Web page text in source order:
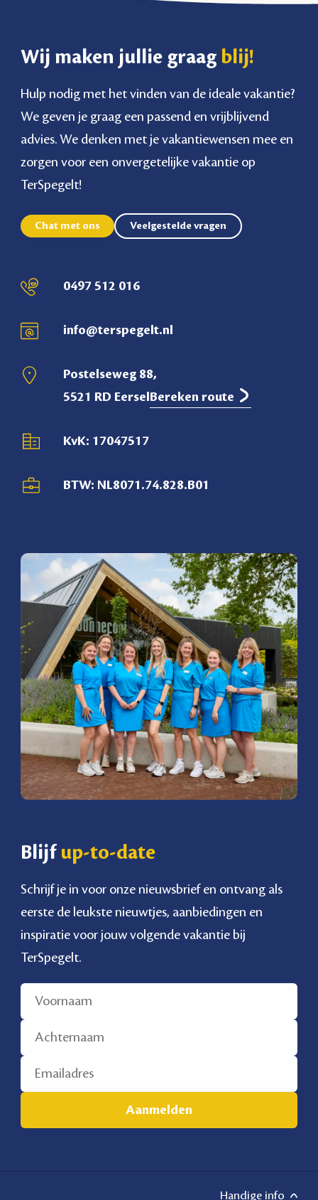
Wij maken jullie graag blij!
Hulp nodig met het vinden van de ideale vakantie?
We geven je graag een passend en vrijblijvend
advies. We denken met je vakantiewensen mee en
zorgen voor een onvergetelijke vakantie op
TerSpegelt!
Chat met ons Veelgestelde vragen
0497 512 016
info@terspegelt.nl
Postelseweg 88,
5521 RD Eersel Bereken route
KvK: 17047517
BTW: NL8071.74.828.B01
Blijf up-to-date
Schrijf je in voor onze nieuwsbrief en ontvang als
eerste de leukste nieuwtjes, aanbiedingen en
inspiratie voor jouw volgende vakantie bij
TerSpegelt.
Handige info